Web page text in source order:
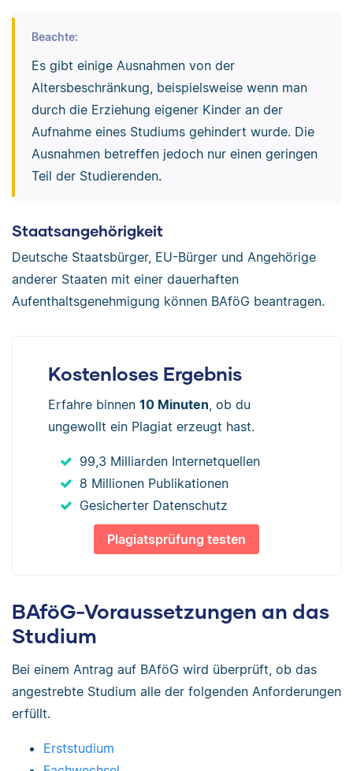
Beachte:
Es gibt einige Ausnahmen von der
Altersbeschränkung, beispielsweise wenn man
durch die Erziehung eigener Kinder an der
Aufnahme eines Studiums gehindert wurde. Die
Ausnahmen betreffen jedoch nur einen geringen
Teil der Studierenden.
Staatsangehörigkeit
Deutsche Staatsbürger, EU-Bürger und Angehörige
anderer Staaten mit einer dauerhaften
Aufenthaltsgenehmigung können BAföG beantragen.
Kostenloses Ergebnis
Erfahre binnen 10 Minuten, ob du
ungewollt ein Plagiat erzeugt hast.
99,3 Milliarden Internetquellen
8 Millionen Publikationen
Gesicherter Datenschutz
Plagiatsprüfung testen
BAföG-Voraussetzungen an das
Studium
Bei einem Antrag auf BAföG wird überprüft, ob das
angestrebte Studium alle der folgenden Anforderungen
erfüllt.
Erststudium